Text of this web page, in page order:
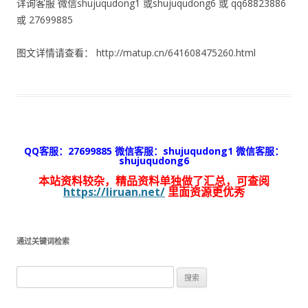
详询客服 微信shujuqudong1 或shujuqudong6 或 qq68823886
或 27699885
图文详情请查看： http://matup.cn/641608475260.html
QQ客服：27699885 微信客服：shujuqudong1 微信客服：
shujuqudong6
本站资料较杂，精品资料单独做了汇总，可查阅
https://liruan.net/ 里面资源更优秀
通过关键词检索
索：